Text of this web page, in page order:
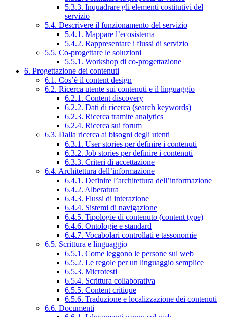
5.3.3. Inquadrare gli elementi costitutivi del
servizio
5.4. Descrivere il funzionamento del servizio
5.4.1. Mappare l’ecosistema
5.4.2. Rappresentare i flussi di servizio
5.5. Co-progettare le soluzioni
5.5.1. Workshop di co-progettazione
6. Progettazione dei contenuti
6.1. Cos’è il content design
6.2. Ricerca utente sui contenuti e il linguaggio
6.2.1. Content discovery
6.2.2. Dati di ricerca (search keywords)
6.2.3. Ricerca tramite analytics
6.2.4. Ricerca sui forum
6.3. Dalla ricerca ai bisogni degli utenti
6.3.1. User stories per definire i contenuti
6.3.2. Job stories per definire i contenuti
6.3.3. Criteri di accettazione
6.4. Architettura dell’informazione
6.4.1. Definire l’architettura dell’informazione
6.4.2. Alberatura
6.4.3. Flussi di interazione
6.4.4. Sistemi di navigazione
6.4.5. Tipologie di contenuto (content type)
6.4.6. Ontologie e standard
6.4.7. Vocabolari controllati e tassonomie
6.5. Scrittura e linguaggio
6.5.1. Come leggono le persone sul web
6.5.2. Le regole per un linguaggio semplice
6.5.3. Microtesti
6.5.4. Scrittura collaborativa
6.5.5. Content critique
6.5.6. Traduzione e localizzazione dei contenuti
6.6. Documenti